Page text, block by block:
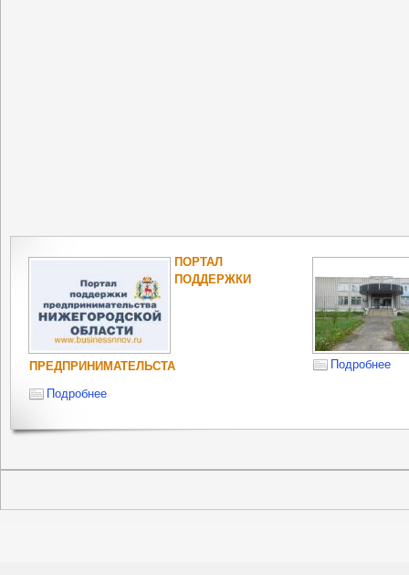
ПОРТАЛ
ПОДДЕРЖКИ
ПРЕДПРИНИМАТЕЛЬСТА
Подробнее
Подробнее